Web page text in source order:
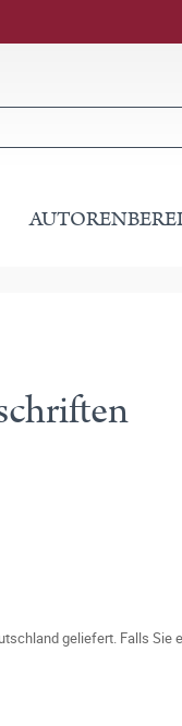
geliefert. Falls